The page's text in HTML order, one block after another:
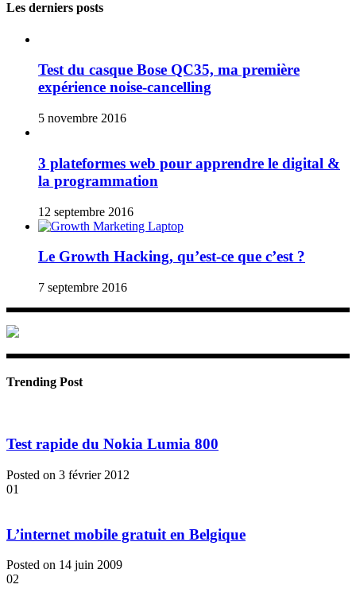
Les derniers posts
Test du casque Bose QC35, ma première
expérience noise-cancelling
5 novembre 2016
3 plateformes web pour apprendre le digital &
la programmation
12 septembre 2016
Le Growth Hacking, qu’est-ce que c’est ?
7 septembre 2016
Trending Post
Test rapide du Nokia Lumia 800
Posted on 3 février 2012
01
L’internet mobile gratuit en Belgique
Posted on 14 juin 2009
02